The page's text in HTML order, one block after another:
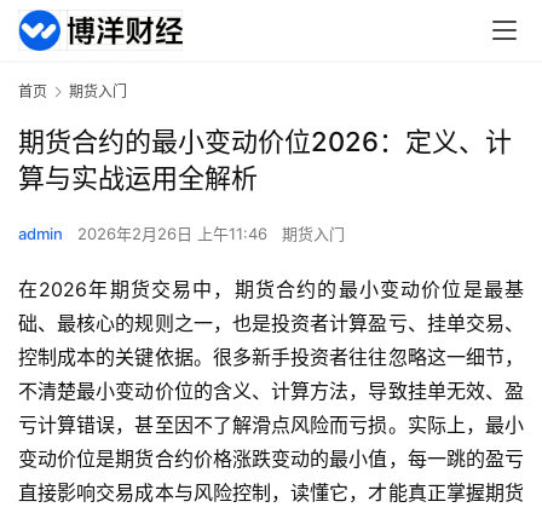
首页 期货入门
期货合约的最小变动价位2026：定义、计
算与实战运用全解析
admin 2026年2月26日 上午11:46 期货入门
在2026年期货交易中，期货合约的最小变动价位是最基
础、最核心的规则之一，也是投资者计算盈亏、挂单交易、
控制成本的关键依据。很多新手投资者往往忽略这一细节，
不清楚最小变动价位的含义、计算方法，导致挂单无效、盈
亏计算错误，甚至因不了解滑点风险而亏损。实际上，最小
变动价位是期货合约价格涨跌变动的最小值，每一跳的盈亏
直接影响交易成本与风险控制，读懂它，才能真正掌握期货